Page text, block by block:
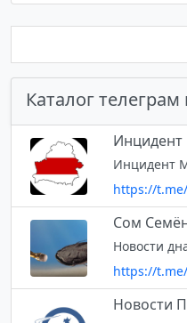
Каталог
https://
Сом
Новости
https://